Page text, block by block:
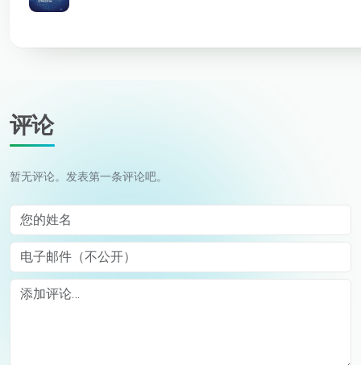
评论
暂无评论。发表第一条评论吧。
您的姓名
电子邮件（不公开）
Comment